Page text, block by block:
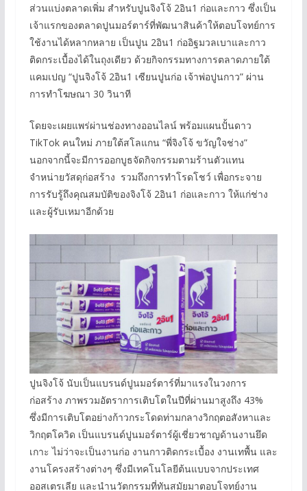
ส่วนแบ่งตลาดเพิ่ม สำหรับปูนจิงโจ้ 2อิน1 ก่อและกาว ซึ่งเป็น
เจ้าแรกของตลาดปูนมอร์ตาร์ที่พัฒนาสินค้าให้ตอบโจทย์การ
ใช้งานได้หลากหลาย เป็นปูน 2อิน1 ก่ออิฐมวลเบาและกาว
ติดกระเบื้องได้ในถุงเดียว ด้วยกิจกรรมทางการตลาดภายใต้
แคมเปญ “ปูนจิงโจ้ 2อิน1 เซียนปูนก่อ เจ้าพ่อปูนกาว” ผ่าน
การทำโฆษณา 30 วินาที
โดยจะเผยแพร่ผ่านช่องทางออนไลน์ พร้อมแผนปั้นดาว
TikTok คนใหม่ ภายใต้สโลแกน “พี่จิงโจ้ ขวัญใจช่าง”
นอกจากนี้จะมีการออกบูธจัดกิจกรรมตามร้านตัวแทน
จำหน่ายวัสดุก่อสร้าง รวมถึงการทำโรดโชว์ เพื่อกระจาย
การรับรู้ถึงคุณสมบัติของจิงโจ้ 2อิน1 ก่อและกาว ให้แก่ช่าง
และผู้รับเหมาอีกด้วย
ปูนจิงโจ้ นับเป็นแบรนด์ปูนมอร์ตาร์ที่มาแรงในวงการ
ก่อสร้าง ภาพรวมอัตราการเติบโตในปีที่ผ่านมาสูงถึง 43%
ซึ่งมีการเติบโตอย่างก้าวกระโดดท่ามกลางวิกฤตอสังหาและ
วิกฤตโควิด เป็นแบรนด์ปูนมอร์ตาร์ผู้เชี่ยวชาญด้านงานยึด
เกาะ ไม่ว่าจะเป็นงานก่อ งานกาวติดกระเบื้อง งานเทพื้น และ
งานโครงสร้างต่างๆ ซึ่งมีเทคโนโลยีต้นแบบจากประเทศ
ออสเตรเลีย และนำนวัตกรรมที่ทันสมัยมาตอบโจทย์งาน